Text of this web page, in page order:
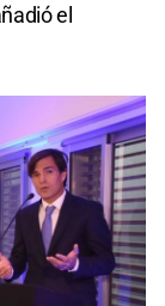
el